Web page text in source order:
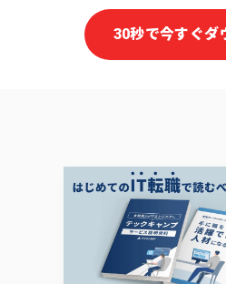
30秒で今すぐダ